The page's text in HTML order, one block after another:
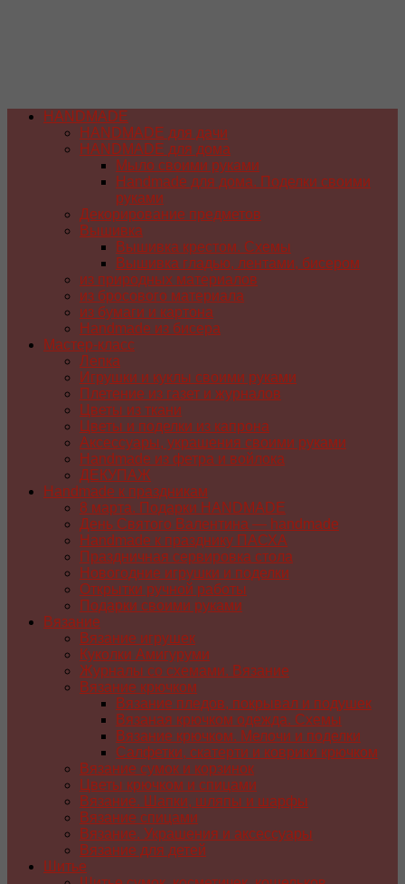
HANDMADE
HANDMADE для дачи
HANDMADE для дома
Мыло своими руками
Handmade для дома. Поделки своими
руками
Декорирование предметов
Вышивка
Вышивка крестом. Схемы
Вышивка гладью, лентами, бисером
из природных материалов
из бросового материала
из бумаги и картона
Handmade из бисера
Мастер-класс
Лепка
Игрушки и куклы своими руками
Плетение из газет и журналов
Цветы из ткани
Цветы и поделки из капрона
Аксессуары, украшения своими руками
Handmade из фетра и войлока
ДЕКУПАЖ
Handmade к праздникам
8 марта. Подарки HANDMADE
День Святого Валентина — handmade
Handmade к празднику ПАСХA
Праздничная сервировка стола
Новогодние игрушки и поделки
Открытки ручной работы
Подарки своими руками
Вязание
Вязание игрушек
Куколки Амигуруми
Журналы со схемами. Вязание
Вязание крючком
Вязание пледов, покрывал и подушек
Вязаная крючком одежда. Схемы
Вязание крючком. Мелочи и поделки
Салфетки, скатерти и коврики крючком
Вязание сумок и корзинок
Цветы крючком и спицами
Вязание. Шапки, шляпы и шарфы
Вязание спицами
Вязание. Украшения и аксессуары
Вязание для детей
Шитье